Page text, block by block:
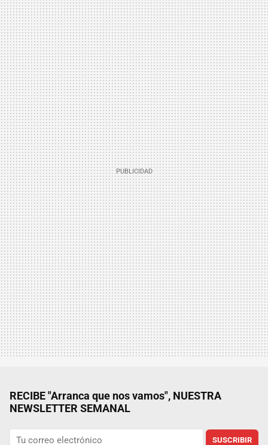
RECIBE "Arranca que nos vamos", NUESTRA
NEWSLETTER SEMANAL
SUSCRIBIR